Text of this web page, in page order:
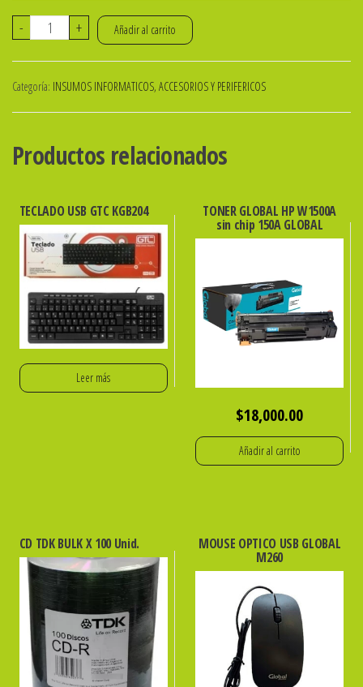
-
TONER
TN-
114
cantidad
+ Añadir al carrito
Categoría: INSUMOS INFORMATICOS, ACCESORIOS Y PERIFERICOS
Productos relacionados
TECLADO USB GTC KGB204
Leer más
TONER GLOBAL HP W1500A
sin chip 150A GLOBAL
$18,000.00
Añadir al carrito
CD TDK BULK X 100 Unid. MOUSE OPTICO USB GLOBAL
M260